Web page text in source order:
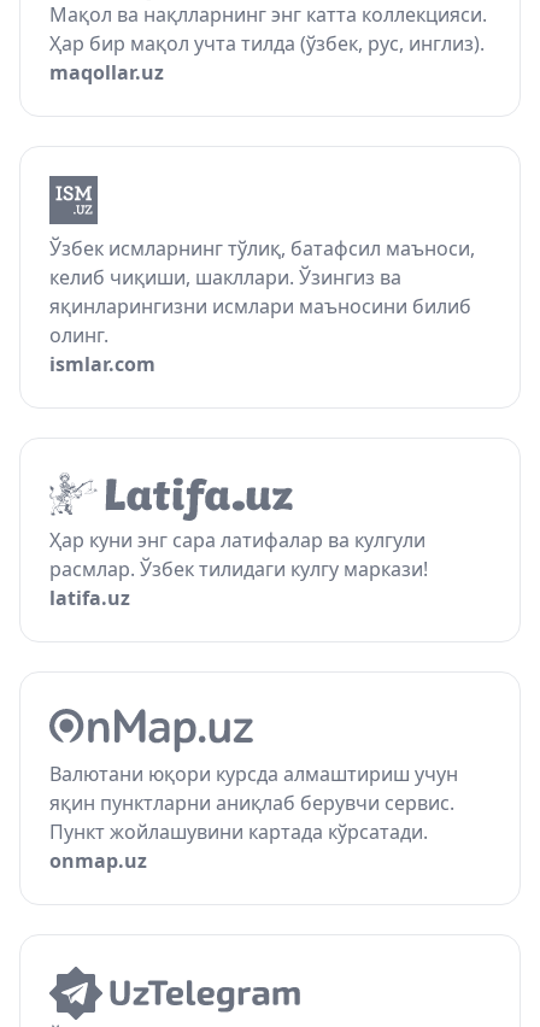
Мақол ва нақлларнинг энг катта коллекцияси.
Ҳар бир мақол учта тилда (ўзбек, рус, инглиз).
maqollar.uz
Ўзбек исмларнинг тўлиқ, батафсил маъноси,
келиб чиқиши, шакллари. Ўзингиз ва
яқинларингизни исмлари маъносини билиб
олинг.
ismlar.com
Ҳар куни энг сара латифалар ва кулгули
расмлар. Ўзбек тилидаги кулгу маркази!
latifa.uz
Валютани юқори курсда алмаштириш учун
яқин пунктларни аниқлаб берувчи сервис.
Пункт жойлашувини картада кўрсатади.
onmap.uz